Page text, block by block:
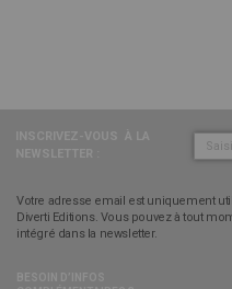
Votre adresse email est uniquement
Diverti Editions. Vous pouvez à tout
intégré dans la newsletter.